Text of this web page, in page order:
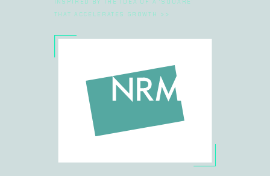
INSPIRED BY THE IDEA OF A ‘SQUARE’
THAT ACCELERATES GROWTH >>